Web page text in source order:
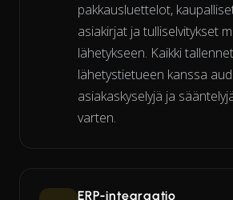
pakkausluettelot,
asiakirjat ja tulliselvitykset
lähetykseen. Kaikki
lähetystietueen kanssa
asiakaskyselyjä ja
varten.
ERP-integraatio